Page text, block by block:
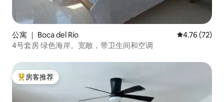
公寓 ｜ Boca del Río 平均评分
4.76 (72)
4号套房 绿色海岸。宽敞，带卫生间和空调
热门「房客推荐」
房客推荐